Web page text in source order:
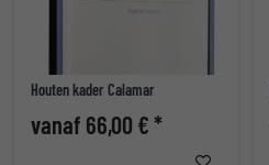
Houten kader Calamar
vanaf 66,00 € *